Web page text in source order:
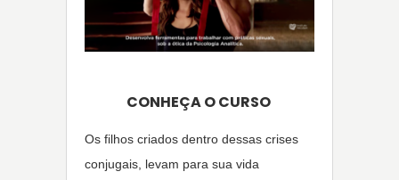
CONHEÇA O CURSO
Os filhos criados dentro dessas crises
conjugais, levam para sua vida